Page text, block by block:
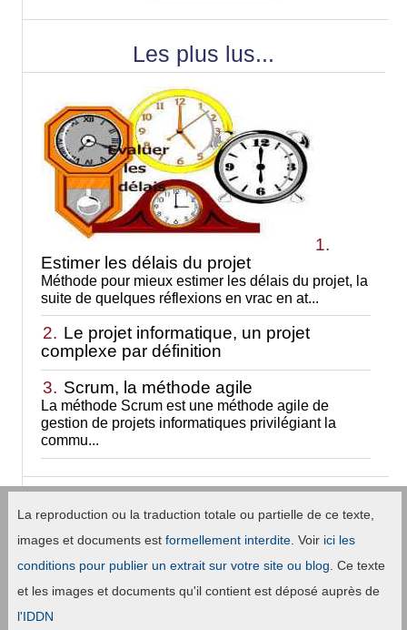
Les plus lus...
1.
Estimer les délais du projet
Méthode pour mieux estimer les délais du projet, la
suite de quelques réflexions en vrac en at...
2. Le projet informatique, un projet
complexe par définition
3. Scrum, la méthode agile
La méthode Scrum est une méthode agile de
gestion de projets informatiques privilégiant la
commu...
La reproduction ou la traduction totale ou partielle de ce texte,
images et documents est formellement interdite. Voir ici les
conditions pour publier un extrait sur votre site ou blog . Ce texte
et les images et documents qu'il contient est déposé auprès de
l'IDDN